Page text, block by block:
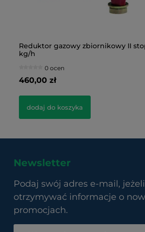
Reduktor gazowy zbiornikowy II
kg/h
0 ocen
460,00 zł
dodaj do koszyka
Newsletter
Podaj swój adres e-mail,
otrzymywać informacje o
promocjach.